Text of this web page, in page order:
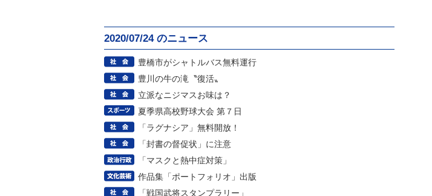
2020/07/24 のニュース
豊橋市がシャトルバス無料運行
豊川の牛の滝〝復活〟
立派なニジマスお味は？
夏季県高校野球大会 第７日
「ラグナシア」無料開放！
「封書の督促状」に注意
「マスクと熱中症対策」
作品集「ポートフォリオ」出版
「戦国武将スタンプラリー」